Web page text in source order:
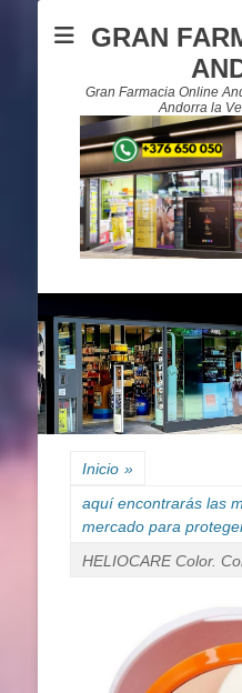
GRAN
Gran Farmacia Online
Andorra la
Inicio »
aquí encontrarás las
mercado para
HELIOCARE Color.